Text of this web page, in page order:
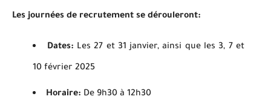
Les journées de recrutement se dérouleront:
Dates: Les 27 et 31 janvier, ainsi que les 3, 7 et
10 février 2025
Horaire: De 9h30 à 12h30